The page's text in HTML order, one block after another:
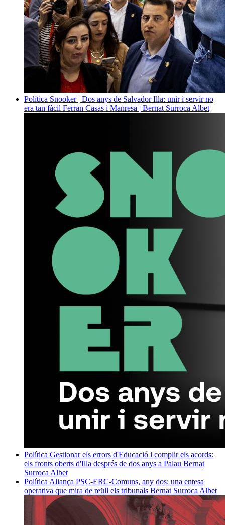
Política Snooker | Dos anys de Salvador Illa: unir i servir no
era tan fàcil Ferran Casas i Manresa | Bernat Surroca Albet
Política Gestionar els errors d'Educació i complir els acords:
els fronts oberts d'Illa després de dos anys a Palau Bernat
Surroca Albet
Política Aliança PSC-ERC-Comuns, any dos: una entesa
operativa que mira de reüll els tribunals Bernat Surroca Albet